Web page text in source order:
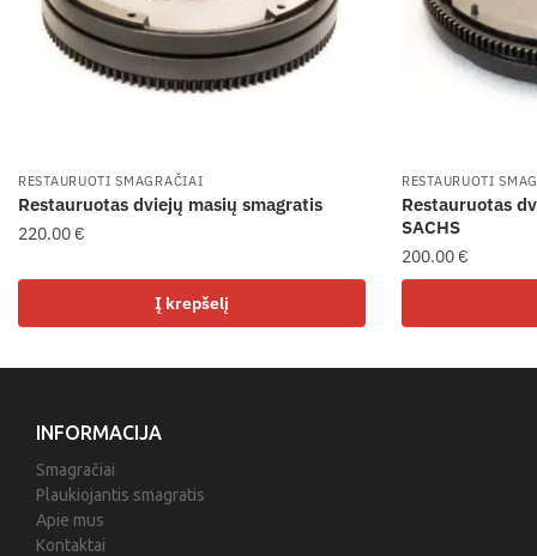
RESTAURUOTI SMAGRAČIAI
Restauruotas dviejų masių smagratis
220.00€
Į krepšelį
RESTAURUOTI
Restauruotas
SACHS
200.00€
INFORMACIJA
Smagračiai
Plaukiojantis smagratis
Apie mus
Kontaktai